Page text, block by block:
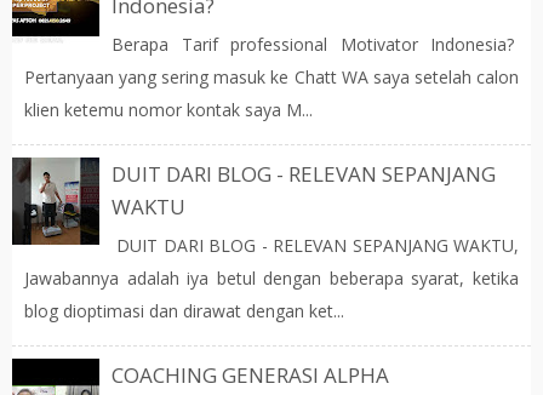
Berapa Tarif professional Motivator Indonesia?
Pertanyaan yang sering masuk ke Chatt WA saya setelah calon
klien ketemu nomor kontak saya M...
DUIT DARI BLOG - RELEVAN SEPANJANG
WAKTU
DUIT DARI BLOG - RELEVAN SEPANJANG WAKTU,
Jawabannya adalah iya betul dengan beberapa syarat, ketika
blog dioptimasi dan dirawat dengan ket...
COACHING GENERASI ALPHA